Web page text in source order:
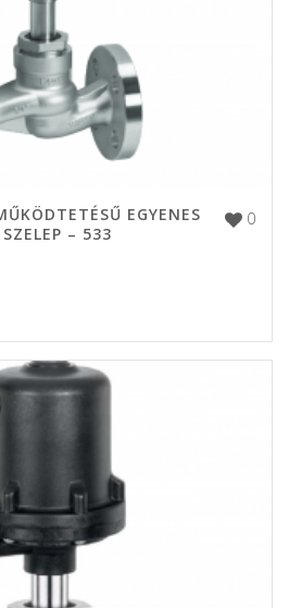
0
EGYENES
SZELEP – 533